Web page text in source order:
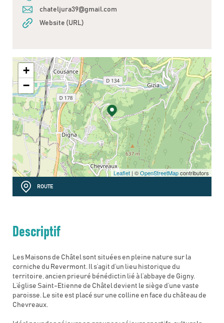
chateljura39@gmail.com
Website (URL)
+
−
Leaflet | ©OpenStreetMapcontributors
ROUTE
Descriptif
Les Maisons de Châtel sont situées en pleine nature sur la
corniche du Revermont. Il s’agit d’un lieu historique du
territoire, ancien prieuré bénédictin lié à l’abbaye de Gigny.
L’église Saint-Etienne de Châtel devient le siège d’une vaste
paroisse. Le site est placé sur une colline en face du château de
Chevreaux.